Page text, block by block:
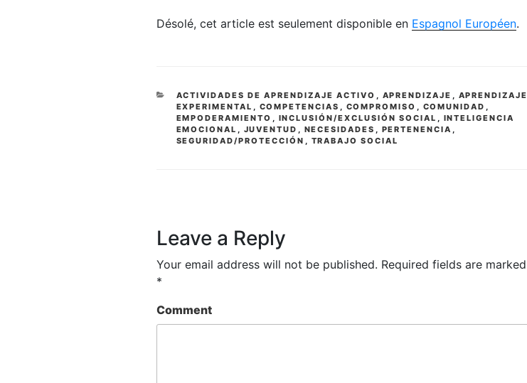
Désolé, cet article est seulement disponible en Espagnol Européen.
CATEGORIES
ACTIVIDADES DE APRENDIZAJE ACTIVO , APRENDIZAJE , APRENDIZAJE
EXPERIMENTAL , COMPETENCIAS , COMPROMISO , COMUNIDAD ,
EMPODERAMIENTO , INCLUSIÓN/EXCLUSIÓN SOCIAL , INTELIGENCIA
EMOCIONAL , JUVENTUD , NECESIDADES , PERTENENCIA ,
SEGURIDAD/PROTECCIÓN , TRABAJO SOCIAL
Leave a Reply
Your email address will not be published. Required fields are marked
*
Comment